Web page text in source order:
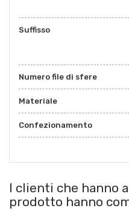
Suffisso
Numero file di sfere
Materiale
Confezionamento
I clienti che hanno
prodotto hanno